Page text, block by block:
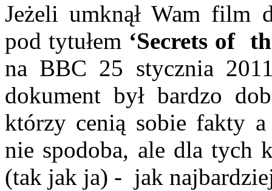
Jeżeli umknął Wam film
pod tytułem ‘Secrets of
na BBC 25 stycznia
dokument był bardzo
którzy cenią sobie fakty
nie spodoba, ale dla tych
(tak jak ja) - jak